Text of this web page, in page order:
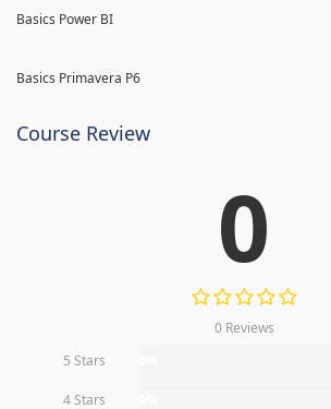
Basics Power BI
Basics Primavera P6
Course Review
0
0 Reviews
5 Stars
4 Stars